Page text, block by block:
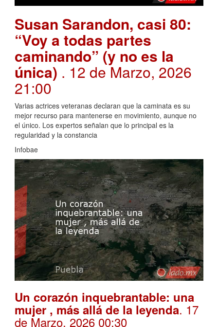
Susan Sarandon, casi 80:
“Voy a todas partes
caminando” (y no es la
única) . 12 de Marzo, 2026
21:00
Varias actrices veteranas declaran que la caminata es su
mejor recurso para mantenerse en movimiento, aunque no
el único. Los expertos señalan que lo principal es la
regularidad y la constancia
Infobae
Un corazón inquebrantable: una
mujer , más allá de la leyenda. 17
de Marzo, 2026 00:30